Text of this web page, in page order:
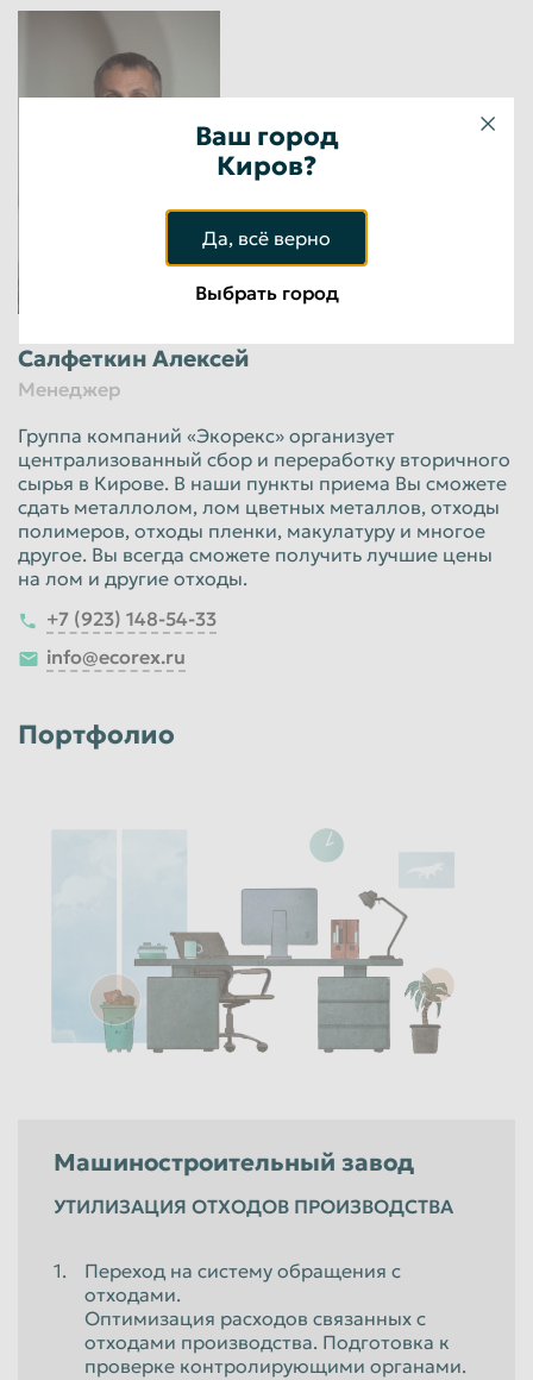
Салфеткин Алексей
Менеджер
Группа компаний «Экорекс» организует
централизованный сбор и переработку вторичного
сырья в Кирове. В наши пункты приема Вы сможете
сдать металлолом, лом цветных металлов, отходы
полимеров, отходы пленки, макулатуру и многое
другое. Вы всегда сможете получить лучшие цены
на лом и другие отходы.
+7 (923) 148-54-33
info@ecorex.ru
Портфолио
Машиностроительный завод
УТИЛИЗАЦИЯ ОТХОДОВ ПРОИЗВОДСТВА
Переход на систему обращения с
отходами.
Оптимизация расходов связанных с
отходами производства. Подготовка к
проверке контролирующими органами.
Ваш город
Киров?
Да, всё верно
Выбрать город